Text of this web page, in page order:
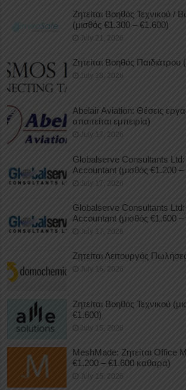
Ζητείται Βοηθός Τεχνικού /
(μισθός €1.300 – €1.600)
July 21, 2026
Ζητείται Βοηθός Παιδιάτρου
July 18, 2026
Abelair Aviation: Θέσεις
απαιτείται εμπειρία)
July 17, 2026
Globalserve Consultants Ltd:
Accountant (μισθός €1.200 –
July 17, 2026
Globalserve Consultants Ltd:
Accountant (μισθός €1.600 –
July 17, 2026
Ζητείται Λειτουργός
July 16, 2026
Ζητείται Βοηθός Τεχνικού
€1.600)
July 15, 2026
MeshMade: Ζητείται Office
€1.200 – €1.600 καθαρά)
July 15, 2026